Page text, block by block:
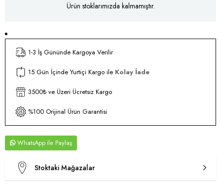
Ürün stoklarımızda kalmamıştır.
1-3 İş Gününde Kargoya Verilir
15 Gün İçinde Yurtiçi Kargo ile Kolay İade
3500₺ ve Üzeri Ücretsiz Kargo
%100 Orijinal Ürün Garantisi
WhatsApp
Stoktaki Mağazalar